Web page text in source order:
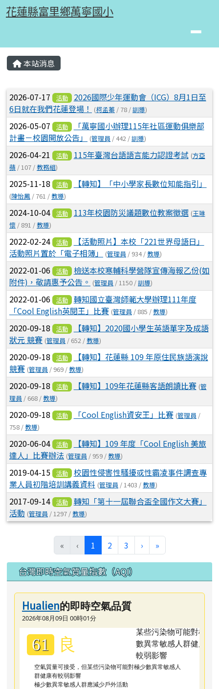
跳至主內容區
花蓮縣富里鄉萬寧國小
花蓮縣富里鄉萬寧國小
主內容區域
本站消息
文章列表
2026-07-17 活動
2026國際少年運動會（ICG）8月1日至
6日就在我們花蓮登場！
(柯孟蓁 / 78 /訓導)
2026-05-07 活動
「萬寧國小辦理115年社區運動俱樂部
計畫－校園開放公告」
(管理員 / 442 /訓導)
2026-04-21 活動 115年臺灣台語語言能力認證考試 (方亞
蘋 / 107 /教務組)
2025-11-18 活動 【轉知】「中小學家長數位知能指引」
(陳怡鳳 / 761 /教導)
2024-10-04 活動 113年校園防災議題數位教案徵選 (王琳
懷 / 891 /教導)
2022-02-24 活動
【活動照片】本校「221世界母語日」
活動照片置於「電子相簿」
(管理員 / 934 /教導)
2022-01-06 活動
檢送本校寒輔科學營隊宣傳海報乙份(如
附件)，敬請惠予公告。 (管理員 / 1150 /訓導)
2022-01-06 活動
轉知國立臺灣師範大學辦理111年度
「Cool English英閱王」比賽 (管理員 / 885 /教導)
2020-09-18 活動
【轉知】2020國小學生英語單字及成語
狀元 競賽 (管理員 / 652 /教導)
2020-09-18 活動
【轉知】花蓮縣 109 年原住民族語演說
競賽 (管理員 / 969 /教導)
2020-09-18 活動 【轉知】109年花蓮縣客語朗讀比賽 (管
理員 / 668 /教導)
2020-09-18 活動 「Cool English資安王」比賽 (管理員 /
758 /教導)
2020-06-04 活動
【轉知】109 年度「Cool English 美旅
達人」比賽辦法 (管理員 / 959 /教導)
2019-04-15 活動
校園性侵害性騷擾或性霸凌事件調查專
業人員初階培訓講義資料 (管理員 / 1403 /教導)
2017-09-14 活動
轉知「第十一屆聯合盃全國作文大賽」
活動 (管理員 / 1297 /教導)
« ‹ 1 (目前頁次)
2 3 ›下一頁
»最後頁
左邊區域內容
台灣即時空氣質量指數（AQI）
Hualien的即時空氣品質
2026年08月09日 00時01分
61 良
空氣質量可接受，但某些污染物可能對極少數異常敏感人
群健康有較弱影響
極少數異常敏感人群應減少戶外活動
頁尾區域